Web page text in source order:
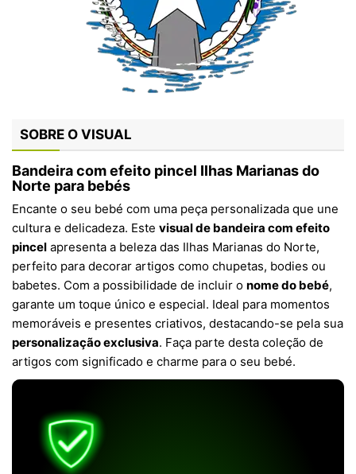
SOBRE O VISUAL
Bandeira com efeito pincel Ilhas Marianas do
Norte para bebés
Encante o seu bebé com uma peça personalizada que une
cultura e delicadeza. Este visual de bandeira com efeito
pincel apresenta a beleza das Ilhas Marianas do Norte,
perfeito para decorar artigos como chupetas, bodies ou
babetes. Com a possibilidade de incluir o nome do bebé,
garante um toque único e especial. Ideal para momentos
memoráveis e presentes criativos, destacando-se pela sua
personalização exclusiva. Faça parte desta coleção de
artigos com significado e charme para o seu bebé.